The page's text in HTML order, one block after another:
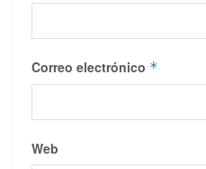
Correo electrónico *
Web